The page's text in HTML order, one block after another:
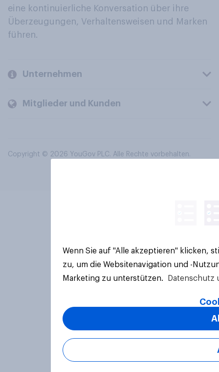
eine kontinuierliche Konversation über ihre
Überzeugungen, Verhaltensweisen und Marken
führen.
Unternehmen
Mitglieder und Kunden
Copyright © 2026 YouGov PLC. Alle Rechte vorbehalten.
Wenn Sie auf "Alle akzeptieren" klicken,
zu, um die Websitenavigation und -
Marketing zu unterstützen.
Datenschutz